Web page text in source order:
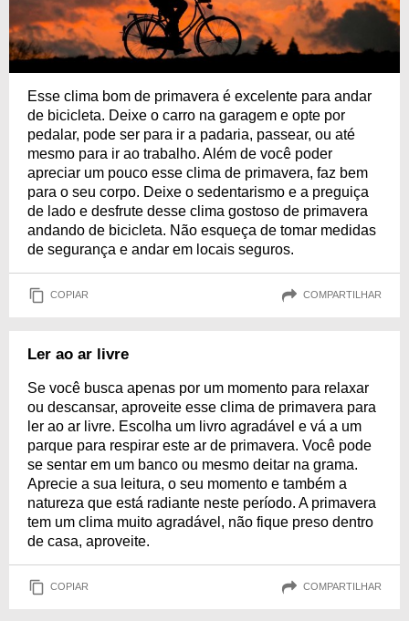
Esse clima bom de primavera é excelente para andar
de bicicleta. Deixe o carro na garagem e opte por
pedalar, pode ser para ir a padaria, passear, ou até
mesmo para ir ao trabalho. Além de você poder
apreciar um pouco esse clima de primavera, faz bem
para o seu corpo. Deixe o sedentarismo e a preguiça
de lado e desfrute desse clima gostoso de primavera
andando de bicicleta. Não esqueça de tomar medidas
de segurança e andar em locais seguros.
COPIAR COMPARTILHAR
Ler ao ar livre
Se você busca apenas por um momento para relaxar
ou descansar, aproveite esse clima de primavera para
ler ao ar livre. Escolha um livro agradável e vá a um
parque para respirar este ar de primavera. Você pode
se sentar em um banco ou mesmo deitar na grama.
Aprecie a sua leitura, o seu momento e também a
natureza que está radiante neste período. A primavera
tem um clima muito agradável, não fique preso dentro
de casa, aproveite.
COPIAR COMPARTILHAR